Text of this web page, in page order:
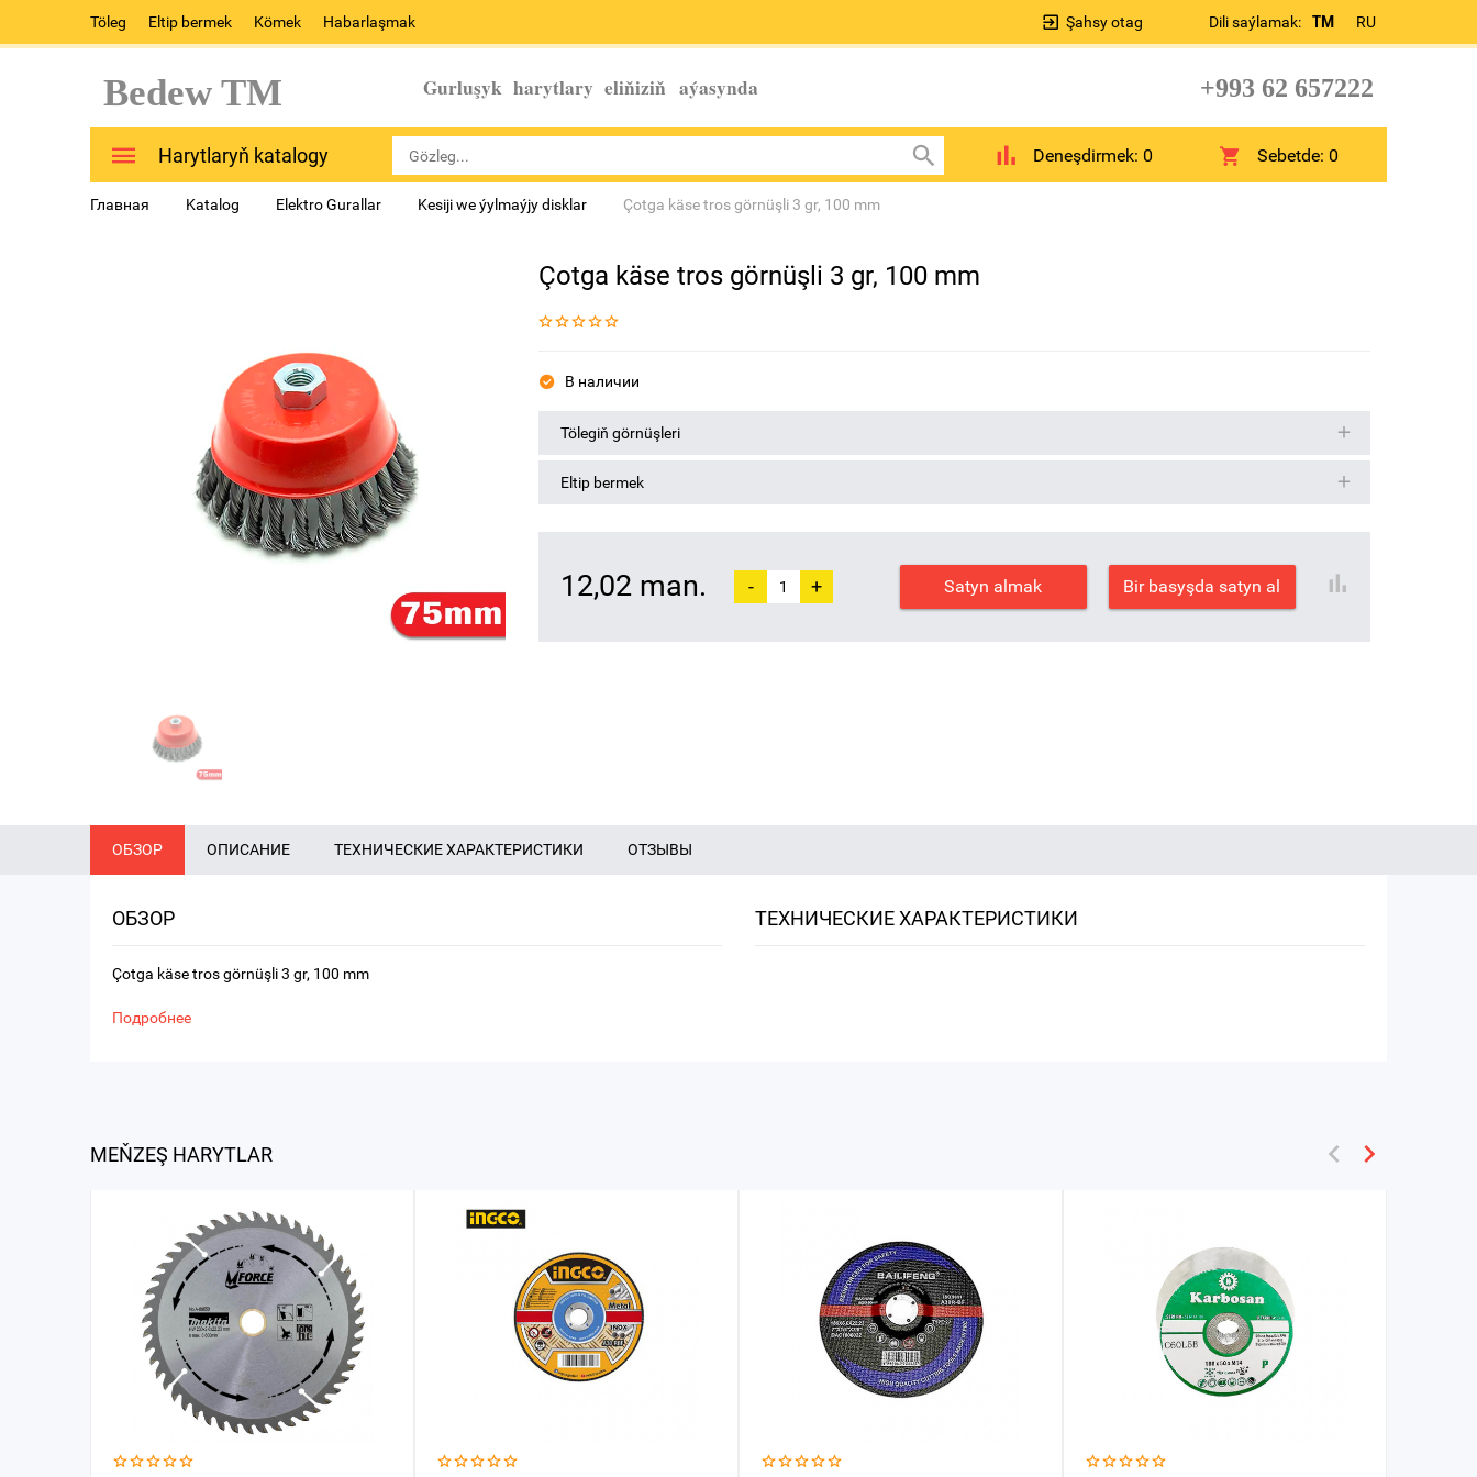
Töleg Eltip bermek Kömek Habarlaşmak Dili saýlamak: TM RU
Şahsy otag
Bedew TM Gurluşyk harytlary eliňiziň aýasynda +993 62 657222
Harytlaryň katalogy Deneşdirmek: 0 Sebetde:0
Главная Katalog Elektro Gurallar Kesiji we ýylmaýjy disklar Çotga käse tros görnüşli 3 gr, 100 mm
Çotga käse tros görnüşli 3 gr, 100 mm
В наличии
Tölegiň görnüşleri
Eltip bermek
12,02 man. - + Satyn almak Bir basyşda satyn al
ОБЗОР ОПИСАНИЕ ТЕХНИЧЕСКИЕ ХАРАКТЕРИСТИКИ ОТЗЫВЫ
ОБЗОР
Çotga käse tros görnüşli 3 gr, 100 mm
Подробнее
ТЕХНИЧЕСКИЕ ХАРАКТЕРИСТИКИ
MEŇZEŞ HARYTLAR